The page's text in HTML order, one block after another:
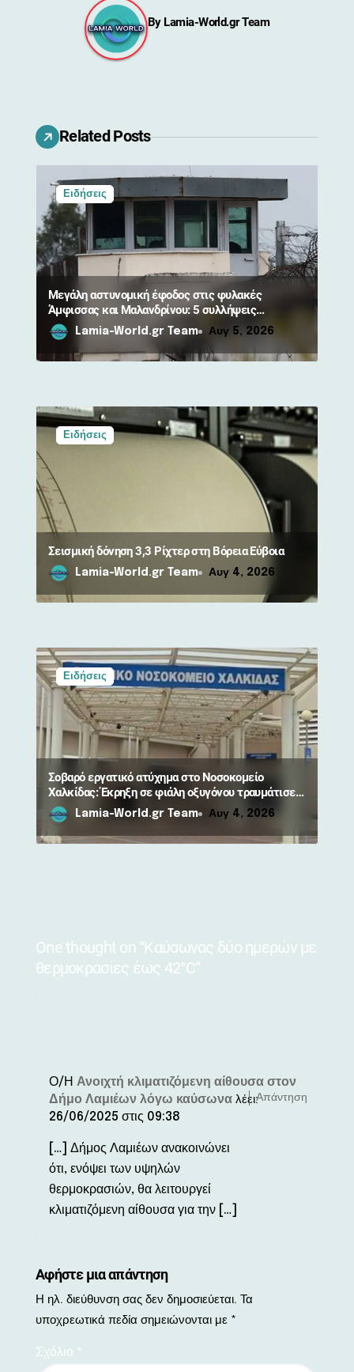
ά
ρ
θ
ρ
ω
By Lamia-World.gr Team
Related Posts
Ειδήσεις
Μεγάλη αστυνομική έφοδος στις φυλακές
Άμφισσας και Μαλανδρίνου: 5 συλλήψεις
κρατουμένων
Lamia-World.gr Team Αυγ 5, 2026
Ειδήσεις
Σεισμική δόνηση 3,3 Ρίχτερ στη Βόρεια Εύβοια
Lamia-World.gr Team Αυγ 4, 2026
Ειδήσεις
Σοβαρό εργατικό ατύχημα στο Νοσοκομείο
Χαλκίδας: Έκρηξη σε φιάλη οξυγόνου τραυμάτισε
τεχνικόLamia-World.gr Team Αυγ 4, 2026
One thought on “Καύσωνας δύο ημερών με
θερμοκρασίες έως 42°C”
Ο/Η Ανοιχτή κλιματιζόμενη αίθουσα στον
Δήμο Λαμιέων λόγω καύσωνα λέει:
26/06/2025 στις 09:38
[…] Δήμος Λαμιέων ανακοινώνει
ότι, ενόψει των υψηλών
θερμοκρασιών, θα λειτουργεί
κλιματιζόμενη αίθουσα για την […]
Απάντηση
Αφήστε μια απάντηση
Η ηλ. διεύθυνση σας δεν δημοσιεύεται. Τα
υποχρεωτικά πεδία σημειώνονται με *
Σχόλιο *